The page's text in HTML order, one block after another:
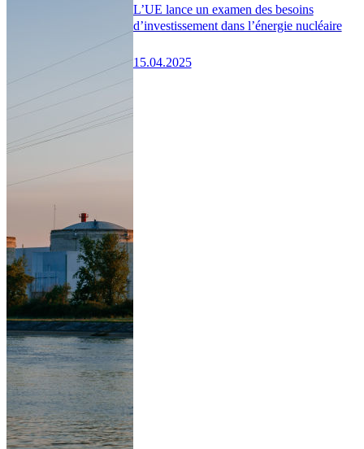
L’UE lance un examen des besoins
d’investissement dans l’énergie nucléaire
15.04.2025